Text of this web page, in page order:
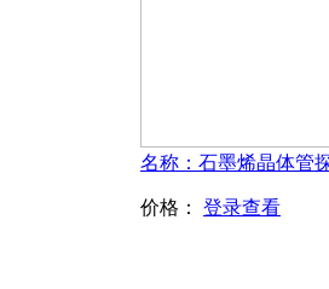
价格： 登录查看